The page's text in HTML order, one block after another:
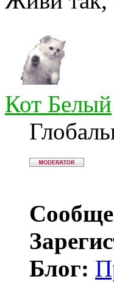
Кот Белый
Блог: